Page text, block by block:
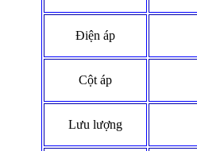
Điện áp
Cột áp
Lưu lượng